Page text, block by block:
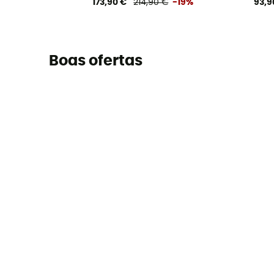
173,90 € 214,90 € -19%
Boas ofertas